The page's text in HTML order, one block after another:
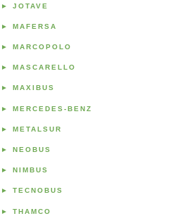
► JOTAVE
► MAFERSA
► MARCOPOLO
► MASCARELLO
► MAXIBUS
► MERCEDES-BENZ
► METALSUR
► NEOBUS
► NIMBUS
► TECNOBUS
► THAMCO